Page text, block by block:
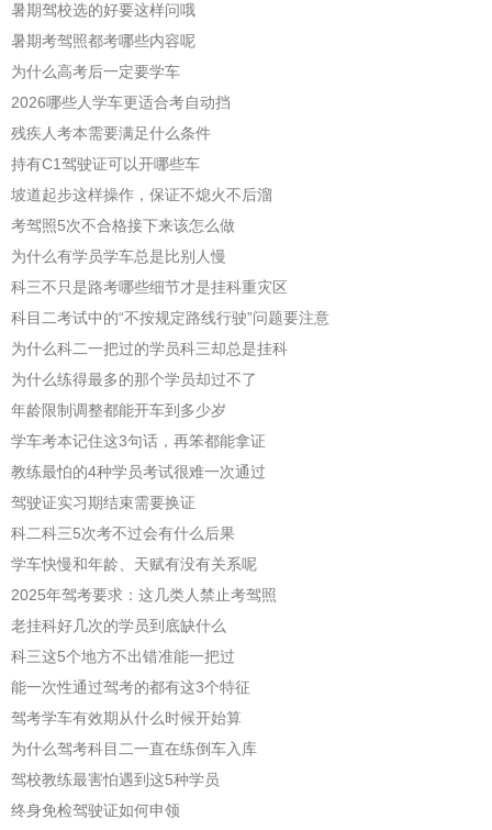
暑期驾校选的好要这样问哦
暑期考驾照都考哪些内容呢
为什么高考后一定要学车
2026哪些人学车更适合考自动挡
残疾人考本需要满足什么条件
持有C1驾驶证可以开哪些车
坡道起步这样操作，保证不熄火不后溜
考驾照5次不合格接下来该怎么做
为什么有学员学车总是比别人慢
科三不只是路考哪些细节才是挂科重灾区
科目二考试中的“不按规定路线行驶”问题要注意
为什么科二一把过的学员科三却总是挂科
为什么练得最多的那个学员却过不了
年龄限制调整都能开车到多少岁
学车考本记住这3句话，再笨都能拿证
教练最怕的4种学员考试很难一次通过
驾驶证实习期结束需要换证
科二科三5次考不过会有什么后果
学车快慢和年龄、天赋有没有关系呢
2025年驾考要求：这几类人禁止考驾照
老挂科好几次的学员到底缺什么
科三这5个地方不出错准能一把过
能一次性通过驾考的都有这3个特征
驾考学车有效期从什么时候开始算
为什么驾考科目二一直在练倒车入库
驾校教练最害怕遇到这5种学员
终身免检驾驶证如何申领